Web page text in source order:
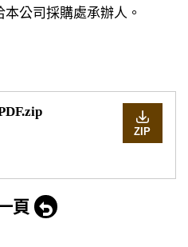
公司採購處承辦人。
ZIP
頁